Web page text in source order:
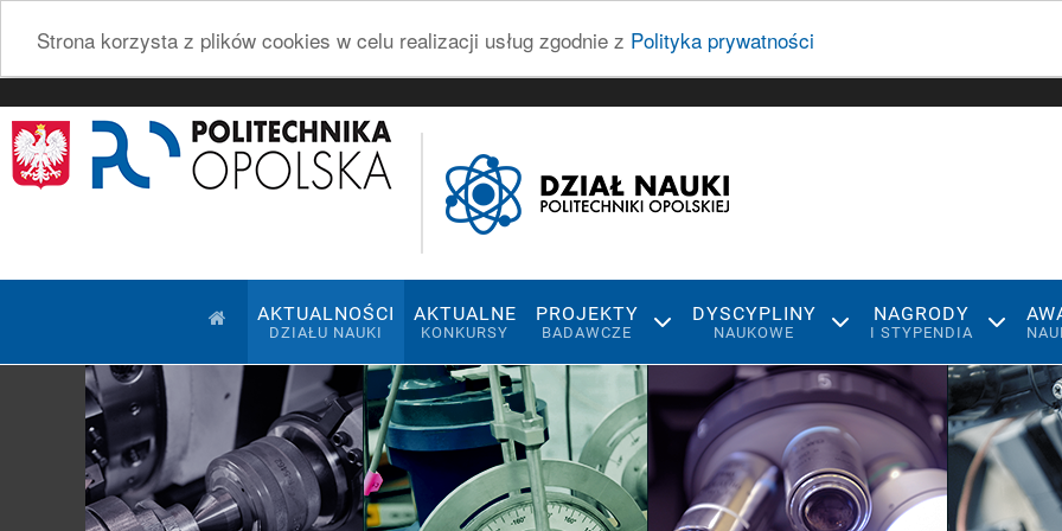
Strona korzysta z plików cookies w celu realizacji usług zgodnie z Polityka prywatności
AKTUALNOŚCI
DZIAŁU NAUKI
AKTUALNE
KONKURSY
PROJEKTY
BADAWCZE
DYSCYPLINY
NAUKOWE
NAGRODY
I STYPENDIA
Pokaz slajdów